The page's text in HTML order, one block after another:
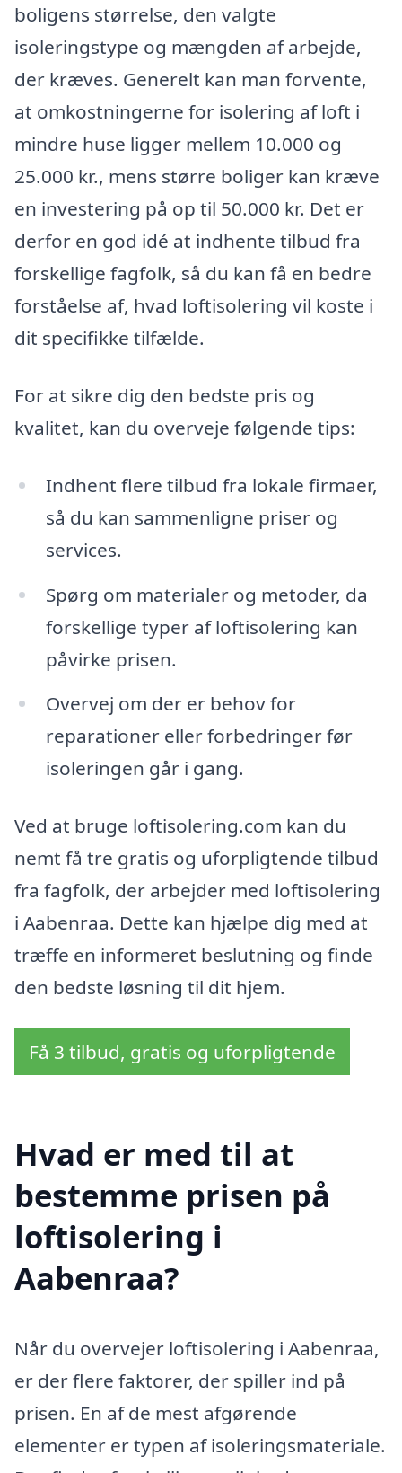
boligens størrelse, den valgte
isoleringstype og mængden af arbejde,
der kræves. Generelt kan man forvente,
at omkostningerne for isolering af loft i
mindre huse ligger mellem 10.000 og
25.000 kr., mens større boliger kan kræve
en investering på op til 50.000 kr. Det er
derfor en god idé at indhente tilbud fra
forskellige fagfolk, så du kan få en bedre
forståelse af, hvad loftisolering vil koste i
dit specifikke tilfælde.
For at sikre dig den bedste pris og
kvalitet, kan du overveje følgende tips:
Indhent flere tilbud fra lokale firmaer,
så du kan sammenligne priser og
services.
Spørg om materialer og metoder, da
forskellige typer af loftisolering kan
påvirke prisen.
Overvej om der er behov for
reparationer eller forbedringer før
isoleringen går i gang.
Ved at bruge loftisolering.com kan du
nemt få tre gratis og uforpligtende tilbud
fra fagfolk, der arbejder med loftisolering
i Aabenraa. Dette kan hjælpe dig med at
træffe en informeret beslutning og finde
den bedste løsning til dit hjem.
Få 3 tilbud, gratis og uforpligtende
Hvad er med til at
bestemme prisen på
loftisolering i
Aabenraa?
Når du overvejer loftisolering i Aabenraa,
er der flere faktorer, der spiller ind på
prisen. En af de mest afgørende
elementer er typen af isoleringsmateriale.